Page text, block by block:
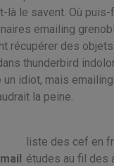
là le savent. Où
emailing
récupérer des
thunderbird
un idiot, mais
la peine.
liste des cef en
études au fil des